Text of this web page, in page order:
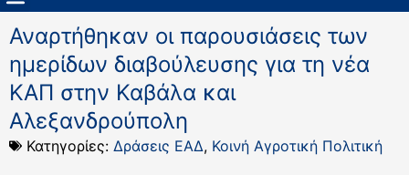
Αναρτήθηκαν οι παρουσιάσεις των
ημερίδων διαβούλευσης για τη νέα
ΚΑΠ στην Καβάλα και
Αλεξανδρούπολη
Κατηγορίες: Δράσεις ΕΑΔ, Κοινή Αγροτική Πολιτική